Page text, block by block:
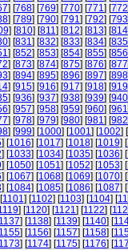
] [768] [769] [770] [771] [772
] [789] [790] [791] [792] [793
] [810] [811] [812] [813] [814
] [831] [832] [833] [834] [835
] [852] [853] [854] [855] [856
] [873] [874] [875] [876] [877
] [894] [895] [896] [897] [898
] [915] [916] [917] [918] [919
] [936] [937] [938] [939] [940
] [957] [958] [959] [960] [961
] [978] [979] [980] [981] [982
] [999] [1000] [1001] [1002] [
] [1016] [1017] [1018] [1019] [
] [1033] [1034] [1035] [1036] [
] [1050] [1051] [1052] [1053] [
] [1067] [1068] [1069] [1070] [
] [1084] [1085] [1086] [1087] [
1101] [1102] [1103] [1104] [
] [1120] [1121] [1122] [
] [1138] [1139] [1140] [
] [1156] [1157] [1158] [
] [1174] [1175] [1176] [